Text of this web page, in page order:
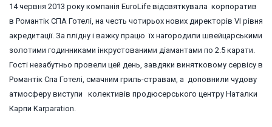
14 червня 2013 року компанія EuroLife відсвяткувала корпоратив
в Романтік СПА Готелі, на честь чотирьох нових директорів VI рівня
акредитації. За плідну і важку працю їх нагородили швейцарськими
золотими годинниками інкрустованими діамантами по 2.5 карати.
Гості незабутньо провели цей день, завдяки винятковому сервісу в
Романтік Спа Готелі, смачним гриль-стравам, а доповнили чудову
атмосферу виступи колективів продюсерського центру Наталки
Карпи Karparation.